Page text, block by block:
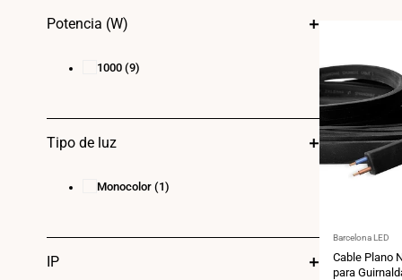
Proveedor:
Barcelona LED
Cable Plano
para
Potencia (W)
1000 (9)
Tipo de luz
Monocolor (1)
IP